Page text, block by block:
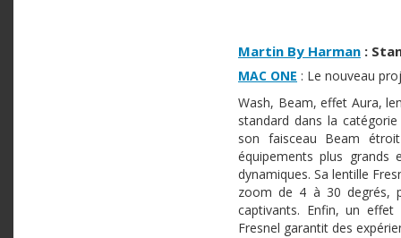
Martin By Harman :
MAC ONE : Le nouveau
Wash, Beam, effet Aura,
standard dans la
son faisceau Beam
équipements plus grands
dynamiques. Sa lentille
zoom de 4 à 30 degrés,
captivants. Enfin, un
Fresnel garantit des